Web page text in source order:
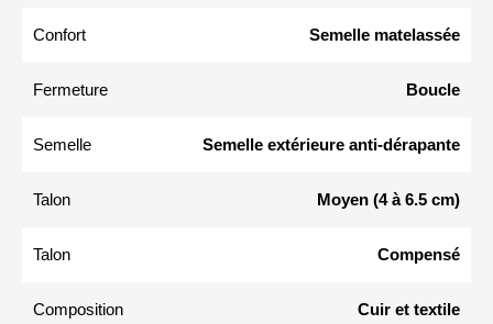
Confort Semelle matelassée
Fermeture Boucle
Semelle Semelle extérieure anti-dérapante
Talon Moyen (4 à 6.5 cm)
Talon Compensé
Composition Cuir et textile